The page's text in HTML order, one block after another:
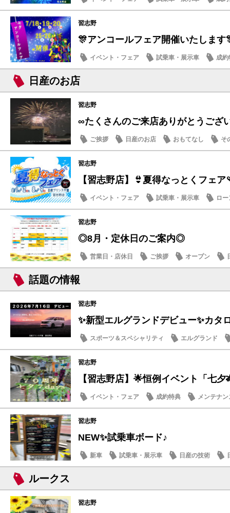
メンテナンス商品
習志野
🎊アンコールフェア開催いたします
イベント・フェア 試乗車・展示車
成約
メンテナンス商品
日産のお店
習志野
∞たくさんのご来店ありがとうござ
ご挨拶 日産のお店 おもてなし そ
習志野
【習志野店】👙夏得なっとくフェ
イベント・フェア 試乗車・展示車
ロー
日産のお店
習志野
◎8月・定休日のご案内◎
営業日・店休日 ご挨拶 オープン
話題の情報
習志野
✨新型エルグランドデビュー✨カタ
スポーツ＆スペシャリティ
エルグランド
話題の情報
習志野
【習志野店】🌟恒例イベント「七
イベント・フェア 成約特典
メンテナ
話題の情報
習志野
NEW✨試乗車ボード♪
新車 試乗車・展示車 日産の技術
ルークス
習志野